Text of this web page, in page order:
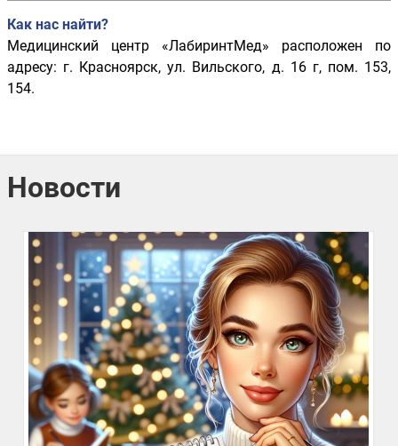
Как нас найти?
Медицинский центр «ЛабиринтМед» расположен по
адресу: г. Красноярск, ул. Вильского, д. 16 г, пом. 153,
154.
Новости